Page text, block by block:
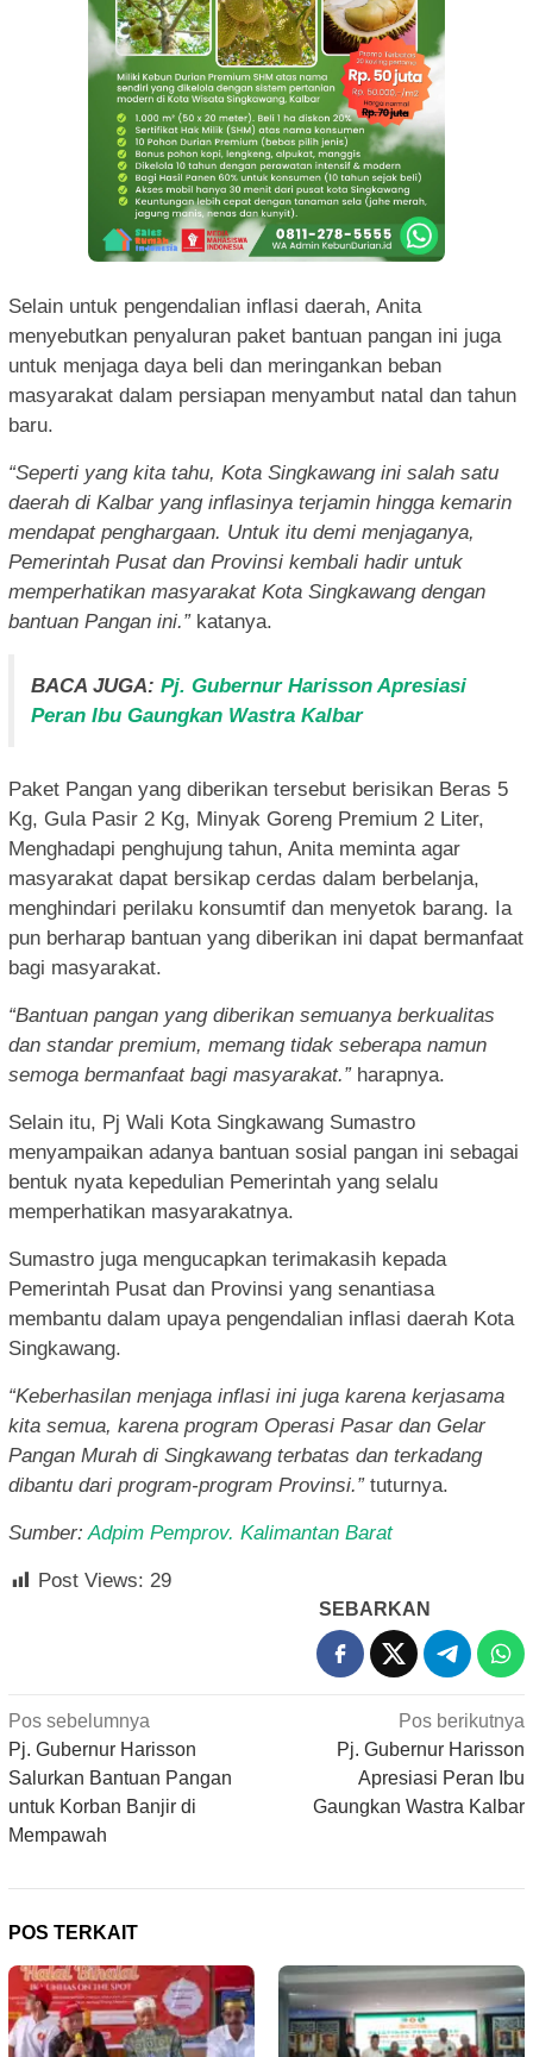
Selain untuk pengendalian inflasi daerah, Anita
menyebutkan penyaluran paket bantuan pangan ini juga
untuk menjaga daya beli dan meringankan beban
masyarakat dalam persiapan menyambut natal dan tahun
baru.
“Seperti yang kita tahu, Kota Singkawang ini salah satu
daerah di Kalbar yang inflasinya terjamin hingga kemarin
mendapat penghargaan. Untuk itu demi menjaganya,
Pemerintah Pusat dan Provinsi kembali hadir untuk
memperhatikan masyarakat Kota Singkawang dengan
bantuan Pangan ini.”katanya.
BACA JUGA: Pj. Gubernur Harisson Apresiasi
Peran Ibu Gaungkan Wastra Kalbar
Paket Pangan yang diberikan tersebut berisikan Beras 5
Kg, Gula Pasir 2 Kg, Minyak Goreng Premium 2 Liter,
Menghadapi penghujung tahun, Anita meminta agar
masyarakat dapat bersikap cerdas dalam berbelanja,
menghindari perilaku konsumtif dan menyetok barang. Ia
pun berharap bantuan yang diberikan ini dapat bermanfaat
bagi masyarakat.
“Bantuan pangan yang diberikan semuanya berkualitas
dan standar premium, memang tidak seberapa namun
semoga bermanfaat bagi masyarakat.”harapnya.
Selain itu, Pj Wali Kota Singkawang Sumastro
menyampaikan adanya bantuan sosial pangan ini sebagai
bentuk nyata kepedulian Pemerintah yang selalu
memperhatikan masyarakatnya.
Sumastro juga mengucapkan terimakasih kepada
Pemerintah Pusat dan Provinsi yang senantiasa
membantu dalam upaya pengendalian inflasi daerah Kota
Singkawang.
“Keberhasilan menjaga inflasi ini juga karena kerjasama
kita semua, karena program Operasi Pasar dan Gelar
Pangan Murah di Singkawang terbatas dan terkadang
dibantu dari program-program Provinsi.” tuturnya.
Sumber:Adpim Pemprov. Kalimantan Barat
Post Views: 29
SEBARKAN
Navigasi
pos
Pos sebelumnya
Pj. Gubernur Harisson
Salurkan Bantuan Pangan
untuk Korban Banjir di
Mempawah
Pos berikutnya
Pj. Gubernur Harisson
Apresiasi Peran Ibu
Gaungkan Wastra Kalbar
POS TERKAIT